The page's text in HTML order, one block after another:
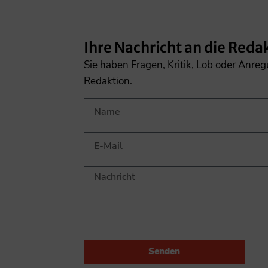
Ihre Nachricht an die
Sie haben Fragen, Kritik, Lob oder
Redaktion.
Senden